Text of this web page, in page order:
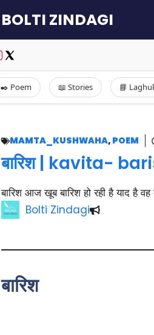
BOLTI ZINDAGI
✒️ Poem 📖 Stories 📘
MAMTA_KUSHWAHA, POEM
बारिश | kavita-
बारिश आज खूब बारिश हो रही है याद है
Bolti Zindagi
बारिश